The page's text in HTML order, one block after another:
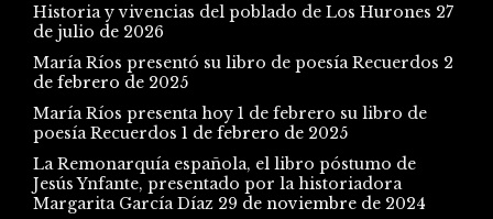
Historia y vivencias del poblado de Los Hurones 27
de julio de 2026
María Ríos presentó su libro de poesía Recuerdos 2
de febrero de 2025
María Ríos presenta hoy 1 de febrero su libro de
poesía Recuerdos 1 de febrero de 2025
La Remonarquía española, el libro póstumo de
Jesús Ynfante, presentado por la historiadora
Margarita García Díaz 29 de noviembre de 2024